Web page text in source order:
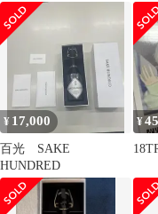
タンド コラボセット 爻
光将軍
¥ 17,000
百光 SAKE
HUNDRED
¥